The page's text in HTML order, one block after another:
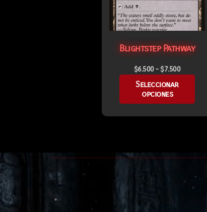
Blightstep Pathway
$6.500 - $7.500
Seleccionar
opciones